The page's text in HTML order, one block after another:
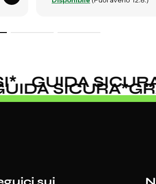
GUIDA SICURA*
GUIDA SICURA*